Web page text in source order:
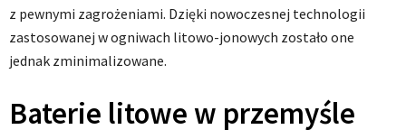
z pewnymi zagrożeniami. Dzięki nowoczesnej technologii
zastosowanej w ogniwach litowo-jonowych zostało one
jednak zminimalizowane.
Baterie litowe w przemyśle